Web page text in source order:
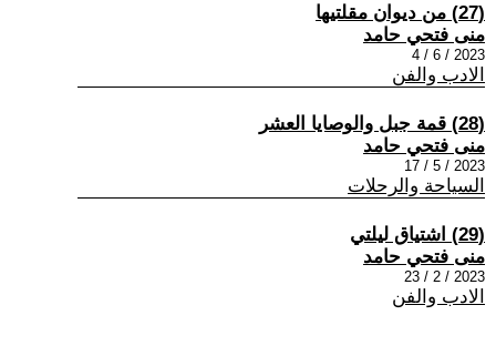
(27) من ديوان مقلتيها
منى فتحي حامد
2023 / 6 / 4
الادب والفن
(28) قمة جبل والوصايا العشر
منى فتحي حامد
2023 / 5 / 17
السياحة والرحلات
(29) اشتياق ليلتي
منى فتحي حامد
2023 / 2 / 23
الادب والفن